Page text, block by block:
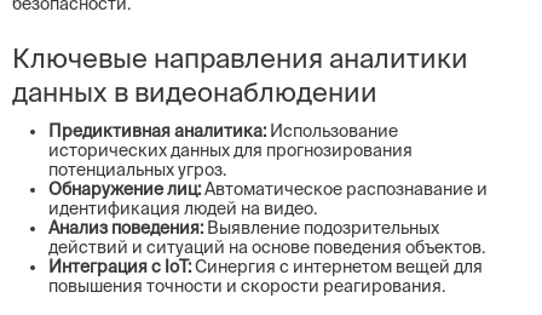
Ключевые направления аналитики
данных в видеонаблюдении
Предиктивная аналитика: Использование
исторических данных для прогнозирования
потенциальных угроз.
Обнаружение лиц:Автоматическое распознавание и
идентификация людей на видео.
Анализ поведения: Выявление подозрительных
действий и ситуаций на основе поведения объектов.
Интеграция с IoT:Синергия с интернетом вещей для
повышения точности и скорости реагирования.